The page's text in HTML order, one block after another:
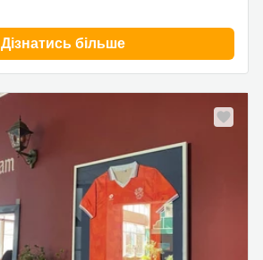
Дізнатись більше